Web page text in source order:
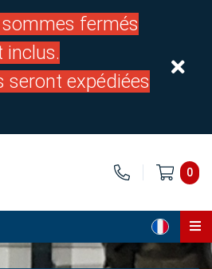
fermés
inclus.
seront expédiées
0
Page d'accueil